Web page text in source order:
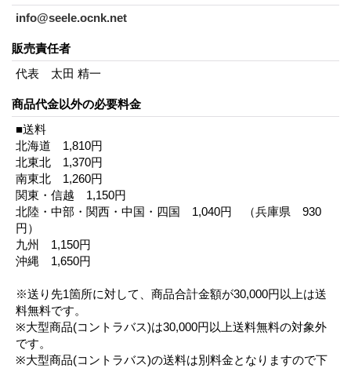
info@seele.ocnk.net
販売責任者
代表 太田 精一
商品代金以外の必要料金
■送料
北海道 1,810円
北東北 1,370円
南東北 1,260円
関東・信越 1,150円
北陸・中部・関西・中国・四国 1,040円 （兵庫県 930
円）
九州 1,150円
沖縄 1,650円
※送り先1箇所に対して、商品合計金額が30,000円以上は送
料無料です。
※大型商品(コントラバス)は30,000円以上送料無料の対象外
です。
※大型商品(コントラバス)の送料は別料金となりますので下